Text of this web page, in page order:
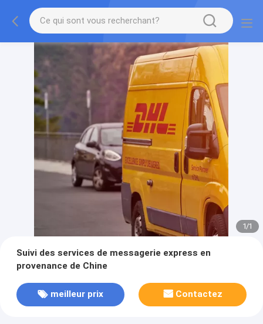
1/1
Suivi des services de messagerie express en
provenance de Chine
meilleur prix Contactez